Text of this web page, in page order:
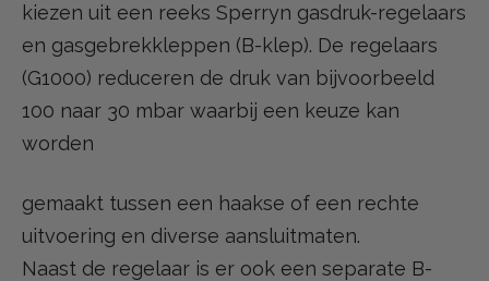
kiezen uit een reeks Sperryn gasdruk-regelaars
en gasgebrekkleppen (B-klep). De regelaars
(G1000) reduceren de druk van bijvoorbeeld
100 naar 30 mbar waarbij een keuze kan
worden
gemaakt tussen een haakse of een rechte
uitvoering en diverse aansluitmaten.
Naast de regelaar is er ook een separate B-